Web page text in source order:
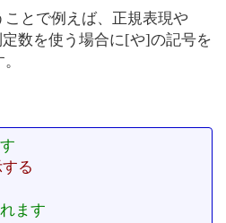
とで例えば、正規表現や
数を使う場合に[や]の記号を